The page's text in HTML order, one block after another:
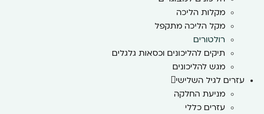
מקלות הליכה
מקל הליכה מתקפל
רולטורים
תיקים להליכונים וכסאות גלגלים
מגש להליכונים
עזרים לגיל השלישי
מניעת החלקה
עזרים כללי